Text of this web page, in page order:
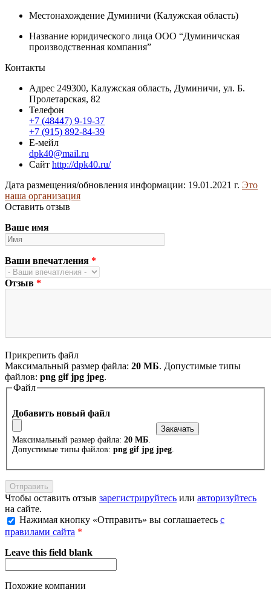
Местонахождение Думиничи (Калужская область)
Название юридического лица ООО “Думиничская
производственная компания”
Контакты
Адрес 249300, Калужская область, Думиничи, ул. Б.
Пролетарская, 82
Телефон
+7 (48447) 9-19-37
+7 (915) 892-84-39
Е-мейл
dpk40@mail.ru
Сайт http://dpk40.ru/
Дата размещения/обновления информации: 19.01.2021 г. Это
наша организация
Оставить отзыв
Ваше имя
Ваши впечатления *
Отзыв *
Прикрепить файл
Максимальный размер файла: 20 МБ. Допустимые типы
файлов: png gif jpg jpeg.
Файл
Добавить новый файл
Максимальный размер файла: 20 МБ
Допустимые типы файлов: png gif jpg jpeg
Чтобы оставить отзыв зарегистрируйтесь или авторизуйтесь
на сайте.
Нажимая кнопку «Отправить» вы соглашаетесь с
правилами сайта *
Leave this field blank
Похожие компании